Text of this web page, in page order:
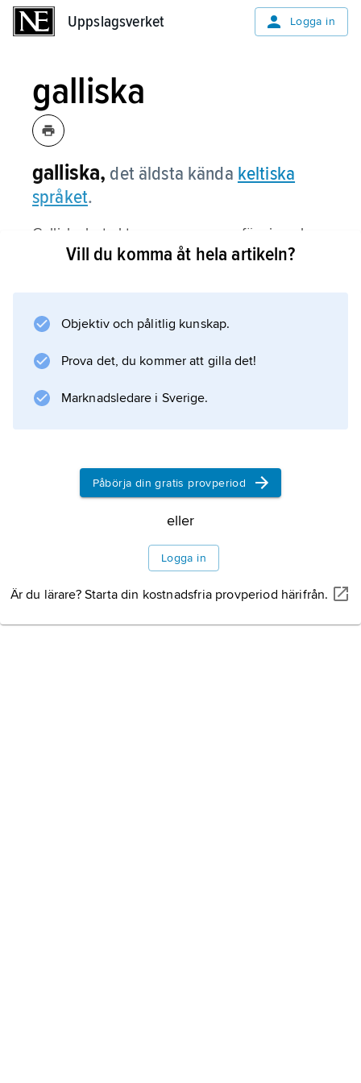
Uppslagsverket Logga in
galliska
galliska, det äldsta kända keltiska
språket.
Galliska betraktas som en grupp för sig och
kallas även
nära hälften av Europas invånare, bosatta i
och Norditalien, men språket fick ge vika för
ockupationen. Ordet
Vill du komma åt hela artikeln?
Objektiv och pålitlig kunskap.
Prova det, du kommer att gilla det!
Marknadsledare i Sverige.
Påbörja din gratis provperiod
eller
Logga in
Är du lärare? Starta din kostnadsfria provperiod härifrån.